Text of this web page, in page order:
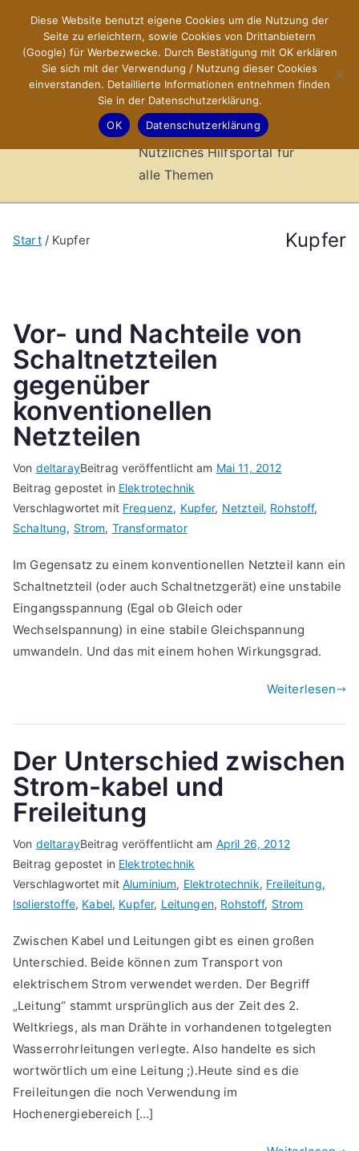
springen
X-Sites.de
–
Hilfsportal
Nützliches Hilfsportal für
alle Themen
Kupfer
Start Kupfer
Vor- und Nachteile von
Schaltnetzteilen
gegenüber
konventionellen
Netzteilen
Von deltarayBeitrag veröffentlicht am Mai 11, 2012
Beitrag gepostet in Elektrotechnik
Verschlagwortet mit Frequenz, Kupfer, Netzteil, Rohstoff,
Schaltung, Strom, Transformator
Im Gegensatz zu einem konventionellen Netzteil kann ein
Schaltnetzteil (oder auch Schaltnetzgerät) eine unstabile
Eingangsspannung (Egal ob Gleich oder
Wechselspannung) in eine stabile Gleichspannung
umwandeln. Und das mit einem hohen Wirkungsgrad.
Weiterlesen
Der Unterschied zwischen
Strom-kabel und
Freileitung
Von deltarayBeitrag veröffentlicht am April 26, 2012
Beitrag gepostet in Elektrotechnik
Verschlagwortet mitAluminium, Elektrotechnik, Freileitung,
Isolierstoffe, Kabel, Kupfer, Leitungen, Rohstoff, Strom
Zwischen Kabel und Leitungen gibt es einen großen
Unterschied. Beide können zum Transport von
elektrischem Strom verwendet werden. Der Begriff
„Leitung“ stammt ursprünglich aus der Zeit des 2.
Weltkriegs, als man Drähte in vorhandenen totgelegten
Wasserrohrleitungen verlegte. Also handelte es sich
wortwörtlich um eine Leitung ;).Heute sind es die
Freileitungen die noch Verwendung im
Hochenergiebereich […]
Diese Website benutzt eigene Cookies um die Nutzung der
Seite zu erleichtern, sowie Cookies von Drittanbietern
(Google) für Werbezwecke. Durch Bestätigung mit OK erklären
Sie sich mit der Verwendung / Nutzung dieser Cookies
einverstanden. Detaillierte Informationen entnehmen finden
Sie in der Datenschutzerklärung.
OK
Datenschutzerklärung